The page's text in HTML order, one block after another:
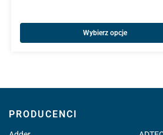
Wybierz opcje
PRODUCENCI